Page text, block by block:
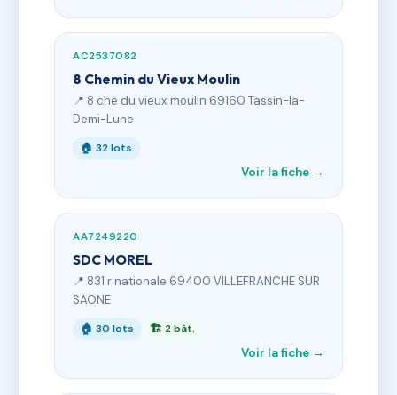
AC2537082
8 Chemin du Vieux Moulin
📍 8 che du vieux moulin 69160 Tassin-la-
Demi-Lune
🏠 32 lots
Voir la fiche →
AA7249220
SDC MOREL
📍 831 r nationale 69400 VILLEFRANCHE SUR
SAONE
🏠 30 lots 🏗 2 bât.
Voir la fiche →